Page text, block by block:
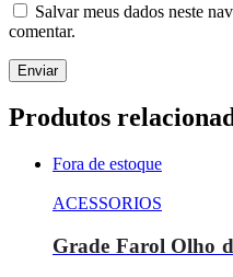
Salvar meus dados neste
comentar.
Produtos
Fora de estoque
ACESSORIOS
Grade Farol Olho